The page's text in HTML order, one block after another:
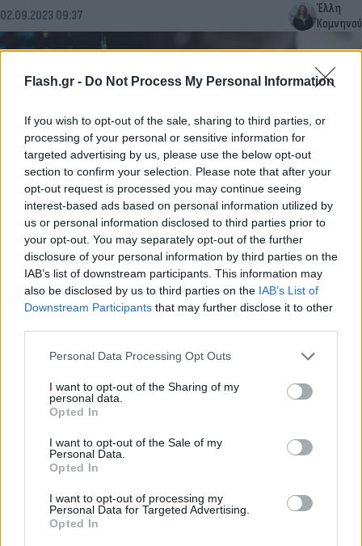
Flash.gr - Do Not Process My Personal Information
If you wish to opt-out of the sale, sharing to third parties, or
processing of your personal or sensitive information for
targeted advertising by us, please use the below opt-out
section to confirm your selection. Please note that after your
opt-out request is processed you may continue seeing
interest-based ads based on personal information utilized by
us or personal information disclosed to third parties prior to
your opt-out. You may separately opt-out of the further
disclosure of your personal information by third parties on the
IAB’s list of downstream participants. This information may
also be disclosed by us to third parties on the IAB’s List of
Downstream Participants that may further disclose it to other
Please note that this website/app uses one or more Google
not limited to your visit or usage behaviour. You may click to
grant or deny consent to Google and its third-party tags to
use your data for below specified purposes in below Google
consent section.
Personal Data Processing Opt Outs
I want to opt-out of the Sharing of my
personal data.
Opted In
I want to opt-out of the Sale of my
Personal Data.
Opted In
I want to opt-out of processing my
Personal Data for Targeted Advertising.
Opted In
02.09.2023 09:37
Έλλη
Κομνηνού
Επιτόκια: Το δίλημμα που αντιμετωπίζουν ΕΚΤ
και Fed – Προσεκτικές κινήσεις συνιστά το ΔΝΤ
29.07.2023 11:34
Έλλη
Κομνηνού
Fed: Αύξηση επιτοκίων κατά 25 μονάδες βάσης